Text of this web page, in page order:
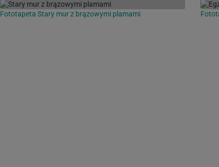
Fototapeta Stary mur z brązowymi plamami